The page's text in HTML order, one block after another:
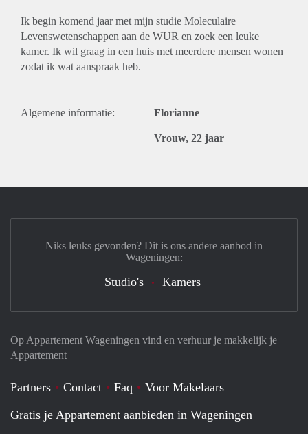
Ik begin komend jaar met mijn studie Moleculaire
Levenswetenschappen aan de WUR en zoek een leuke
kamer. Ik wil graag in een huis met meerdere mensen wonen
zodat ik wat aanspraak heb.
Algemene informatie: Florianne
Vrouw, 22 jaar
Op Appartement Wageningen vind en verhuur je makkelijk je
Appartement
Partners Contact Faq
Voor Makelaars
Gratis je Appartement aanbieden in Wageningen
Niks leuks gevonden? Dit is ons andere aanbod in
Wageningen:
Studio's Kamers